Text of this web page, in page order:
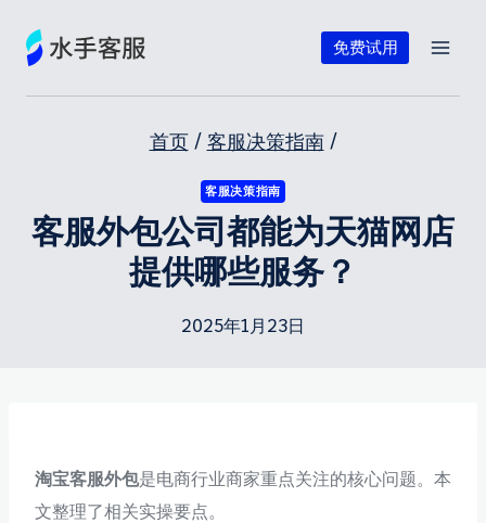
免费试用
首页 / 客服决策指南 /
客服决策指南
客服外包公司都能为天猫网店
提供哪些服务？
2025年1月23日
淘宝客服外包是电商行业商家重点关注的核心问题。本
文整理了相关实操要点。